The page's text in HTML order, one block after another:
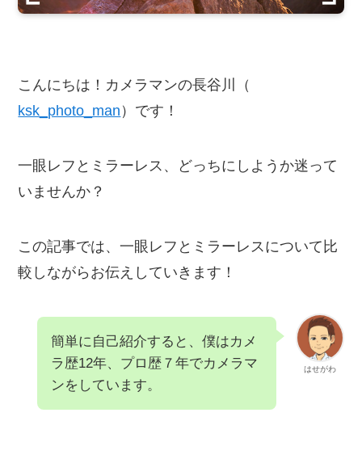
こんにちは！カメラマンの長谷川（
ksk_photo_man ）です！
一眼レフとミラーレス、どっちにしようか迷って
いませんか？
この記事では、一眼レフとミラーレスについて比
較しながらお伝えしていきます！
はせがわ
簡単に自己紹介すると、僕はカメ
ラ歴12年、プロ歴７年でカメラマ
ンをしています。